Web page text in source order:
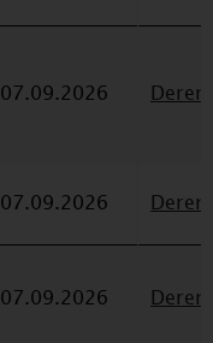
07.09.2026
07.09.2026
07.09.2026